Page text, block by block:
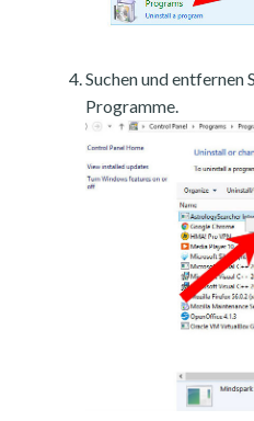
Suchen und entfernen
Programme.